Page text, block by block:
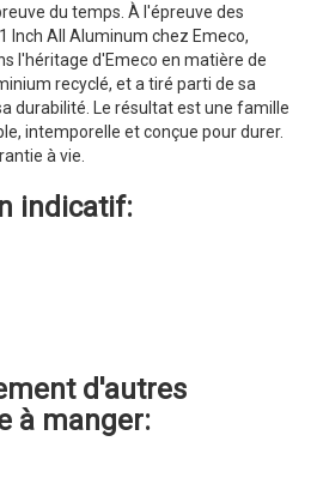
du temps. À l'épreuve des
Inch All Aluminum chez Emeco,
l'héritage d'Emeco en matière de
recyclé, et a tiré parti de sa
durabilité. Le résultat est une famille
intemporelle et conçue pour durer.
à vie.
indicatif:
d'autres
à manger: